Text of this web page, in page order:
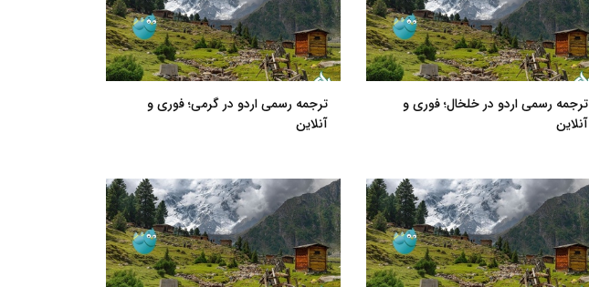
ترجمه رسمی اردو در خلخال؛ فوری و
آنلاین
ترجمه رسمی اردو در گرمی؛ فوری و
آنلاین